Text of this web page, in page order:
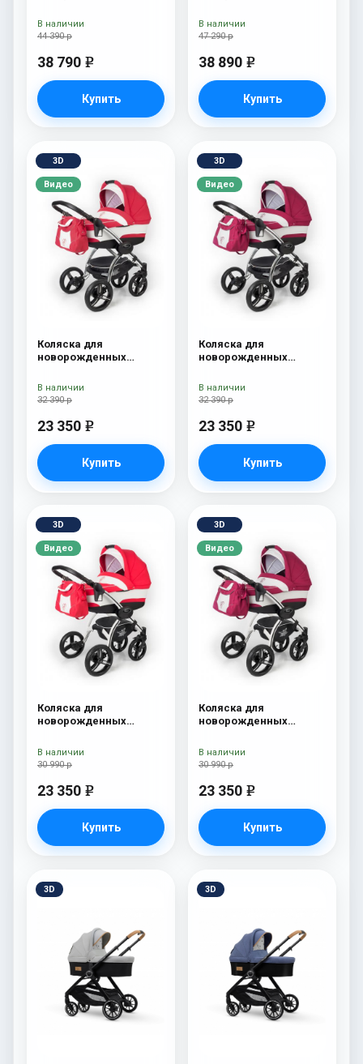
сумка Onyx
44 390 р
38 790 e
Купить
В наличии
Onyx
47 290 р
38 890 e
Купить
В наличии
3D
Видео
Коляска для
новорожденных
Chrome) Red Lux
32 390 р
23 350 e
Купить
В наличии
3D
Видео
Коляска для
новорожденных
Chrome) Borduex
32 390 р
23 350 e
Купить
В наличии
3D
Видео
Коляска для
новорожденных
White) Red Lux
30 990 р
23 350 e
Купить
В наличии
3D
Видео
Коляска для
новорожденных
White) Borduex
30 990 р
23 350 e
Купить
В наличии
3D 3D